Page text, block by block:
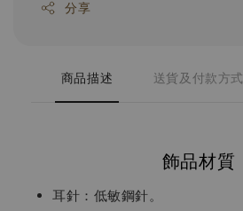
分享
商品描述 送貨及付款方式
飾品材質
耳針：低敏鋼針。